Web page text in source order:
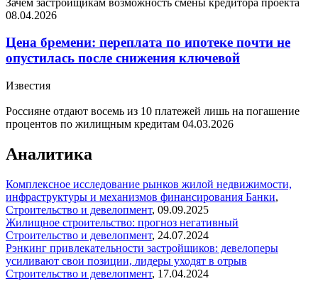
08.04.2026
Цена бремени: переплата по ипотеке почти не
опустилась после снижения ключевой
Известия
Россияне отдают восемь из 10 платежей лишь на погашение
процентов по жилищным кредитам 04.03.2026
Аналитика
Комплексное исследование рынков жилой недвижимости,
инфраструктуры и механизмов финансирования Банки,
Строительство и девелопмент, 09.09.2025
Жилищное строительство: прогноз негативный
Строительство и девелопмент, 24.07.2024
Рэнкинг привлекательности застройщиков: девелоперы
усиливают свои позиции, лидеры уходят в отрыв
Строительство и девелопмент, 17.04.2024